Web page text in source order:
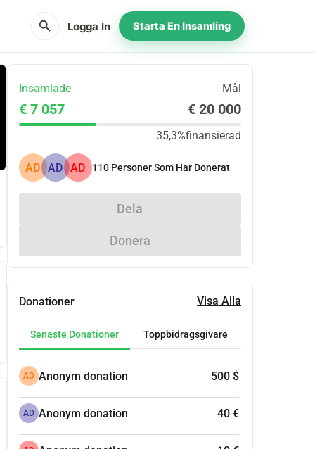
search Logga In Starta En Insamling
Insamlade Mål
€ 7 057 € 20 000
35,3%finansierad
AD AD AD 110 Personer Som Har Donerat
Dela
Donera
Donationer Visa Alla
Senaste Donationer Toppbidragsgivare
AD Anonym donation 500 $
AD Anonym donation 40 €